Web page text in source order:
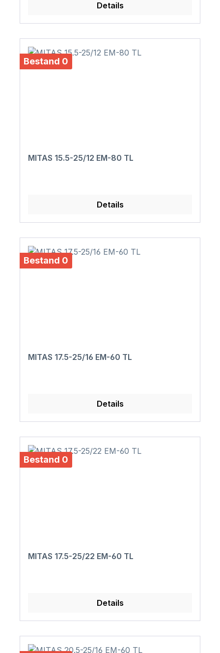
Details
Bestand 0
MITAS 15.5-25/12 EM-80 TL
Details
Bestand 0
MITAS 17.5-25/16 EM-60 TL
Details
Bestand 0
MITAS 17.5-25/22 EM-60 TL
Details